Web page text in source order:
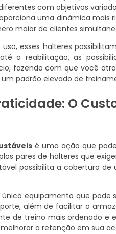
com objetivos
uma dinâmica mais
maior de clientes
esses halteres
a reabilitação, as
fazendo com que você
padrão elevado de
O
é uma ação que
pares de halteres que
possibilita a cobertura
equipamento que pode
além de facilitar o
de treino mais ordenado e
a retenção em sua